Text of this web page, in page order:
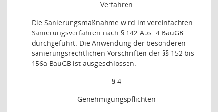
Verfahren
Die Sanierungsmaßnahme wird im vereinfachten
Sanierungsverfahren nach § 142 Abs. 4 BauGB
durchgeführt. Die Anwendung der besonderen
sanierungsrechtlichen Vorschriften der §§ 152 bis
156a BauGB ist ausgeschlossen.
§ 4
Genehmigungspflichten